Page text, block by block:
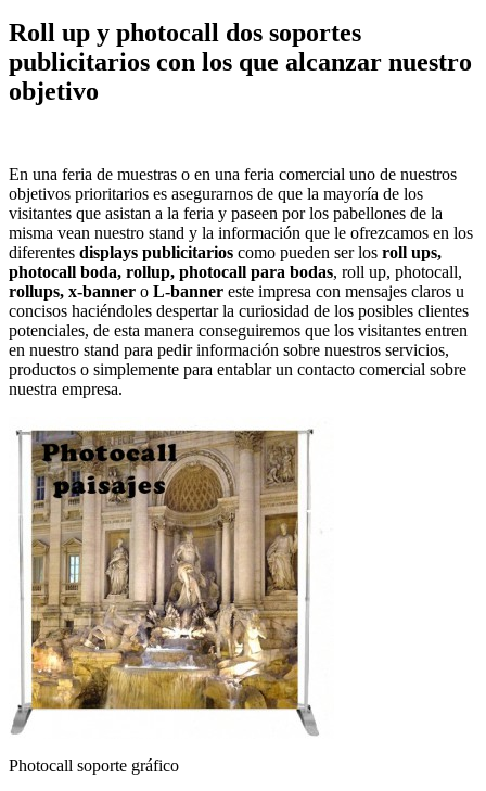
Roll up y photocall dos soportes
publicitarios con los que alcanzar nuestro
objetivo
En una feria de muestras o en una feria comercial uno de nuestros
objetivos prioritarios es asegurarnos de que la mayoría de los
visitantes que asistan a la feria y paseen por los pabellones de la
misma vean nuestro stand y la información que le ofrezcamos en los
diferentes displays publicitarios como pueden ser los roll ups,
photocall boda, rollup, photocall para bodas, roll up, photocall,
rollups, x-banner o L-banner este impresa con mensajes claros u
concisos haciéndoles despertar la curiosidad de los posibles clientes
potenciales, de esta manera conseguiremos que los visitantes entren
en nuestro stand para pedir información sobre nuestros servicios,
productos o simplemente para entablar un contacto comercial sobre
nuestra empresa.
Photocall soporte gráfico